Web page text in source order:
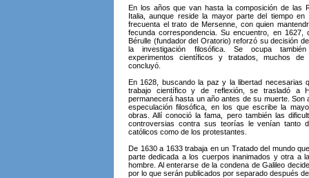
En los años que van hasta la composición de las
Italia, aunque reside la mayor parte del tiempo en
frecuenta el trato de Mersenne, con quien
fecunda correspondencia. Su encuentro, en 1627,
Bérulle (fundador del Oratorio) reforzó su decisión
la investigación filosófica. Se ocupa
experimentos científicos y tratados, muchos
concluyó.
En 1628, buscando la paz y la libertad necesarias
trabajo científico y de reflexión, se trasladó a
permanecerá hasta un año antes de su muerte. Son
especulación filosófica, en los que escribe la
obras. Allí conoció la fama, pero también las
controversias contra sus teorías le venían tanto
católicos como de los protestantes.
De 1630 a 1633 trabaja en un Tratado del mundo
parte dedicada a los cuerpos inanimados y otra a
hombre. Al enterarse de la condena de Galileo
por lo que serán publicados por separado después